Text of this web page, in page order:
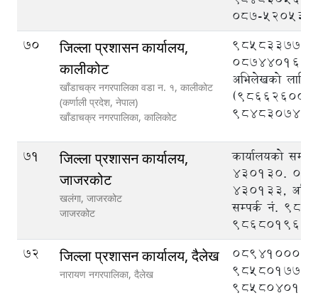
०८७-५२०५३०
70
जिल्ला प्रशासन कार्यालय,
कालीकोट
खाँडाचक्र नगरपालिका वडा न‌‍. १, कालीकाेट
(कर्णाली प्रदेश, नेपाल)
खाँडाचक्र नगरपालिका, कालिकोट
087440162,
अभिलेखको लागि
71
जिल्ला प्रशासन कार्यालय,
जाजरकोट
खलंगा, जाजरकोट
जाजरकोट
कार्यालयको
430130.
430133,
सम्पर्क नं.
9868019604
72
जिल्ला प्रशासन कार्यालय, दैलेख
नारायण नगरपालिका, दैलेख
089410008,
9858040126